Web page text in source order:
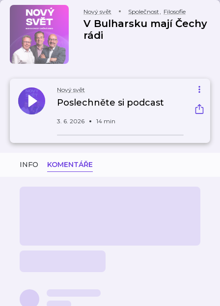
Nový svět Společnost, Filosofie
V Bulharsku mají Čechy
rádi
Nový svět
Poslechněte si podcast
3. 6. 2026 14 min
INFO KOMENTÁŘE